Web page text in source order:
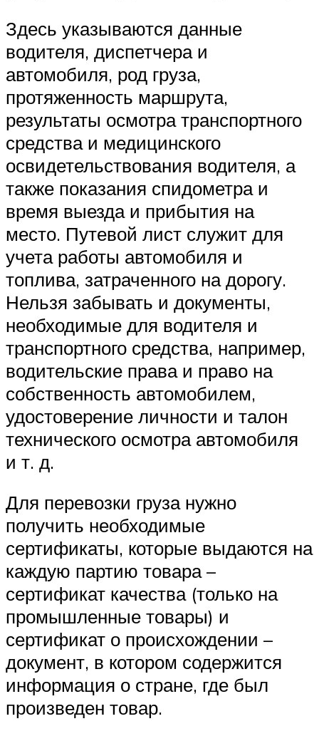
Здесь указываются данные
водителя, диспетчера и
автомобиля, род груза,
протяженность маршрута,
результаты осмотра транспортного
средства и медицинского
освидетельствования водителя, а
также показания спидометра и
время выезда и прибытия на
место. Путевой лист служит для
учета работы автомобиля и
топлива, затраченного на дорогу.
Нельзя забывать и документы,
необходимые для водителя и
транспортного средства, например,
водительские права и право на
собственность автомобилем,
удостоверение личности и талон
технического осмотра автомобиля
и т. д.
Для перевозки груза нужно
получить необходимые
сертификаты, которые выдаются на
каждую партию товара –
сертификат качества (только на
промышленные товары) и
сертификат о происхождении –
документ, в котором содержится
информация о стране, где был
произведен товар.